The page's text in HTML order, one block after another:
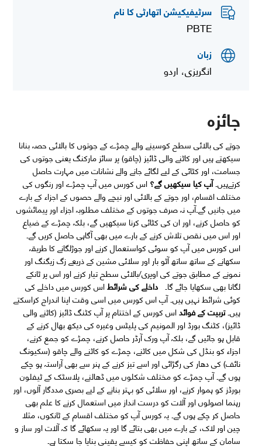
جائزہ
جوتے کی بالائی سطح کوسینے والے چمڑے کے جوتوں کا بالائی حصہ بنانا
سیکھتے ہیں اور کاٹنے والی ڈائیز (چاقو) پر سائز مارکنگ یعنی جوتوں کی
جسامت، اور کٹائی کے لیے لگائے جانے والے نشانات میں مہارت حاصل
کرتےہیں۔آپ کیا سیکھیں گے؟ اس کورس میں آپ چمڑے اور رنگوں کی
مختلف اقسام، اور جوتے کے بالائی اور نیچے والے حصوں کے اجزاء کے بارے
میں جانیں گے۔آپ نہ صرف جوتوں کے مختلف مطلوبہ اجزاء اور پیمائشوں
کو حاصل کرنے، اور ان کی کٹائی کرنا سیکھیں گے، بلکہ چمڑے کے ضیاع
اور اس میں نقص تلاش کرنے کے بارے میں بھی آگاہی حاصل کریں گے۔
اس کورس میں آپ کو سوئی کواستعمال کرنے اور جوڑلگانے کا طریقہ
سکھانے کے ساتھ ساتھ آٹو بار اور سلائی مشین کے ذریعے زگ زیگنگ اور
نمونے کے مطابق جوتے کی اوپری/بالائی سطح تیار کرنے اور اس پر ٹانکے
لگانا بھی سکھایا جائے گا۔داخلے کی شرائطاس کورس میں داخلے کی
کوئی شرائط نہیں ہیں۔ آپ اس کورس میں اسی وقت اپنا اندراج کراسکتے
ہیں۔تربیت کے فوائداس کورس کے اختتام پر آپ کٹنگ ڈائیز (کاٹنے والی
ڈائیز)، کٹنگ بورڈ اور المونیم کی پلیٹس وغیرہ کی دیکھ بھال کرنے کے
قابل ہو جائیں گے، بلکہ آپ ورک آرڈر حاصل کرنے، چمڑے کو جمع کرنے،
اجزاء کو بنڈل کی شکل میں کاٹنے، چمڑے کو کاٹنے والے چاقو (سکیونگ
نائف) کی دھار کی رگڑائی اور اسے تیز کرنے کے ہنر سے بھی آراستہ ہو چکے
ہوں گے۔ آپ چمڑے کو مختلف شکلوں میں ڈھالنے، پلاسٹک کے ٹیفلون
بورڈز کو ہموار کرنے، اور سلائی کو بہتر بنانے کے لیے بصری مددگار آلوں، اور
رہنما اصولوں اور آلات کو درست انداز میں استعمال کرنے کا علم بھی
حاصل کر چکے ہوں گے۔ یہ کورس آپ کو مختلف اقسام کے ٹانکوں، مثلا
چین اور لاک، کے بارے میں بھی بتائے گا اور یہ سکھائے گا کہ آلات اور ساز و
سامان کے ساتھ اپنی حفاظت کو کیسے یقینی بنایا جا سکتا ہے۔
سرٹیفیکیشن اتھارٹی کا نام
PBTE
زبان
انگریزی، اردو